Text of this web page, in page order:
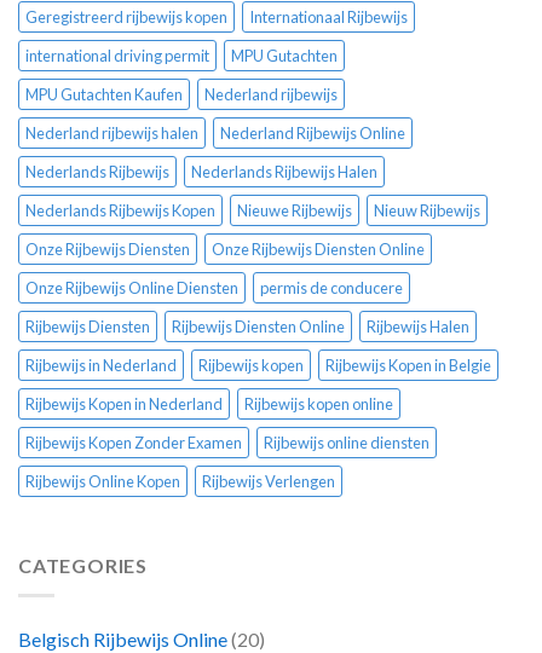
Geregistreerd rijbewijs kopen
Internationaal Rijbewijs
international driving permit
MPU Gutachten
MPU Gutachten Kaufen
Nederland rijbewijs
Nederland rijbewijs halen
Nederland Rijbewijs Online
Nederlands Rijbewijs
Nederlands Rijbewijs Halen
Nederlands Rijbewijs Kopen
Nieuwe Rijbewijs
Nieuw Rijbewijs
Onze Rijbewijs Diensten
Onze Rijbewijs Diensten Online
Onze Rijbewijs Online Diensten
permis de conducere
Rijbewijs Diensten
Rijbewijs Diensten Online
Rijbewijs Halen
Rijbewijs in Nederland
Rijbewijs kopen
Rijbewijs Kopen in Belgie
Rijbewijs Kopen in Nederland
Rijbewijs kopen online
Rijbewijs Kopen Zonder Examen
Rijbewijs online diensten
Rijbewijs Online Kopen
Rijbewijs Verlengen
CATEGORIES
Belgisch Rijbewijs Online(20)